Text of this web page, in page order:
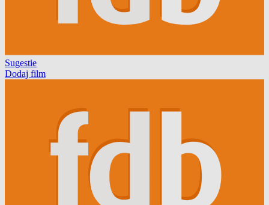
Sugestie
Dodaj film